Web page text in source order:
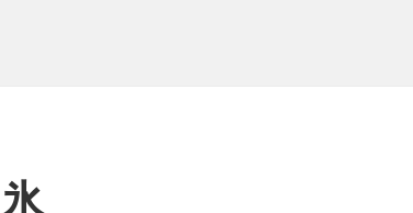
氷